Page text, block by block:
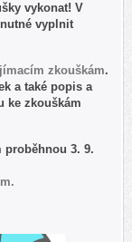
vykonat! V
vyplnit
zkouškám.
a také popis a
ke zkouškám
3. 9.